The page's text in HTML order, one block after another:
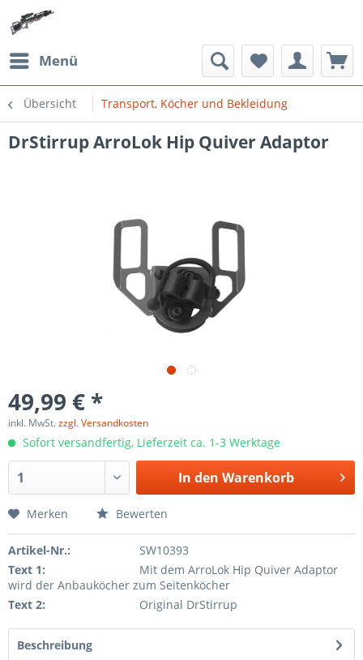
Menü
Übersicht Transport, Köcher und Bekleidung
DrStirrup ArroLok Hip Quiver Adaptor
49,99 € *
inkl. MwSt.zzgl. Versandkosten
Sofort versandfertig, Lieferzeit ca. 1-3 Werktage
In den Warenkorb
Merken Bewerten
Artikel-Nr.:
SW10393
Text 1:
Mit dem ArroLok Hip Quiver Adaptor
wird der Anbauköcher zum Seitenköcher
Text 2:
Original DrStirrup
Beschreibung